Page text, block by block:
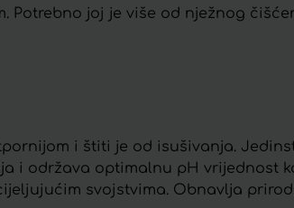
Potrebno joj je više od nježnog
i štiti je od isušivanja.
i održava optimalnu pH vrijednost
svojstvima. Obnavlja